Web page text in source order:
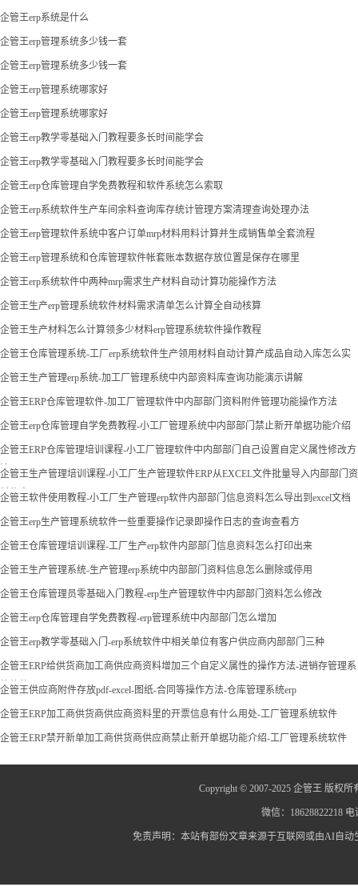
企管王erp系统是什么
企管王erp管理系统多少钱一套
企管王erp管理系统多少钱一套
企管王erp管理系统哪家好
企管王erp管理系统哪家好
企管王erp教学零基础入门教程要多长时间能学会
企管王erp教学零基础入门教程要多长时间能学会
企管王erp仓库管理自学免费教程和软件系统怎么索取
企管王erp系统软件生产车间余料查询库存统计管理方案清理查询处理办法
企管王erp管理软件系统中客户订单mrp材料用料计算并生成销售单全套流程
企管王erp管理系统和仓库管理软件帐套账本数据存放位置是保存在哪里
企管王erp系统软件中两种mrp需求生产材料自动计算功能操作方法
企管王生产erp管理系统软件材料需求清单怎么计算全自动核算
企管王生产材料怎么计算领多少材料erp管理系统软件操作教程
企管王仓库管理系统-工厂erp系统软件生产领用材料自动计算产成品自动入库怎么实
现
企管王生产管理erp系统-加工厂管理系统中内部资料库查询功能演示讲解
企管王ERP仓库管理软件-加工厂管理软件中内部部门资料附件管理功能操作方法
企管王erp仓库管理自学免费教程-小工厂管理系统中内部部门禁止新开单据功能介绍
企管王ERP仓库管理培训课程-小工厂管理软件中内部部门自己设置自定义属性修改方
法
企管王生产管理培训课程-小工厂生产管理软件ERP从EXCEL文件批量导入内部部门资
料信息
企管王软件使用教程-小工厂生产管理erp软件内部部门信息资料怎么导出到excel文档
企管王erp生产管理系统软件一些重要操作记录即操作日志的查询查看方
企管王仓库管理培训课程-工厂生产erp软件内部部门信息资料怎么打印出来
企管王生产管理系统-生产管理erp系统中内部部门资料信息怎么删除或停用
企管王仓库管理员零基础入门教程-erp生产管理软件中内部部门资料怎么修改
企管王erp仓库管理自学免费教程-erp管理系统中内部部门怎么增加
企管王erp教学零基础入门-erp系统软件中相关单位有客户供应商内部部门三种
企管王ERP给供货商加工商供应商资料增加三个自定义属性的操作方法-进销存管理系
统软件
企管王供应商附件存放pdf-excel-图纸-合同等操作方法-仓库管理系统erp
企管王ERP加工商供货商供应商资料里的开票信息有什么用处-工厂管理系统软件
企管王ERP禁开新单加工商供货商供应商禁止新开单据功能介绍-工厂管理系统软件
Copyright © 2007-2025 企管王 版权所
微信：18628822218
免责声明：本站有部份文章来源于互联网或由AI自